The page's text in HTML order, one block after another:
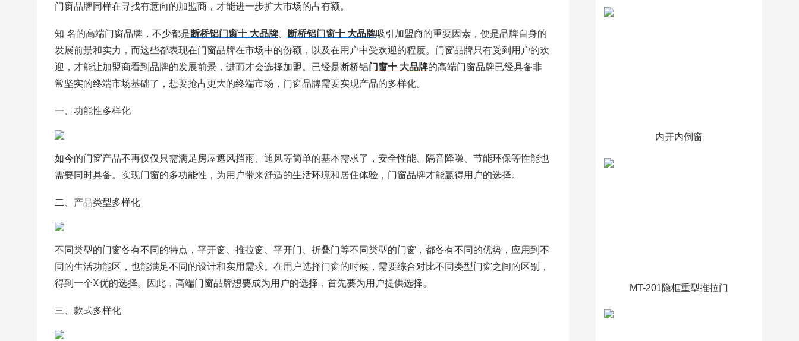
门窗品牌同样在寻找有意向的加盟商，才能进一步扩大市场的占有额。
知 名的高端门窗品牌，不少都是断桥铝门窗十 大品牌。 断桥铝门窗十 大品牌吸引加盟商的重要因素，便是品牌自身的
发展前景和实力，而这些都表现在门窗品牌在市场中的份额，以及在用户中受欢迎的程度。门窗品牌只有受到用户的欢
迎，才能让加盟商看到品牌的发展前景，进而才会选择加盟。已经是断桥铝门窗十 大品牌的高端门窗品牌已经具备非
常坚实的终端市场基础了，想要抢占更大的终端市场，门窗品牌需要实现产品的多样化。
一、功能性多样化
如今的门窗产品不再仅仅只需满足房屋遮风挡雨、通风等简单的基本需求了，安全性能、隔音降噪、节能环保等性能也
需要同时具备。实现门窗的多功能性，为用户带来舒适的生活环境和居住体验，门窗品牌才能赢得用户的选择。
二、产品类型多样化
不同类型的门窗各有不同的特点，平开窗、推拉窗、平开门、折叠门等不同类型的门窗，都各有不同的优势，应用到不
同的生活功能区，也能满足不同的设计和实用需求。在用户选择门窗的时候，需要综合对比不同类型门窗之间的区别，
得到一个X优的选择。因此，高端门窗品牌想要成为用户的选择，首先要为用户提供选择。
三、款式多样化
内开内倒窗
MT-201隐框重型推拉门